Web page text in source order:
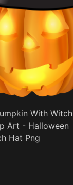
With Witch
Art - Halloween
Hat Png